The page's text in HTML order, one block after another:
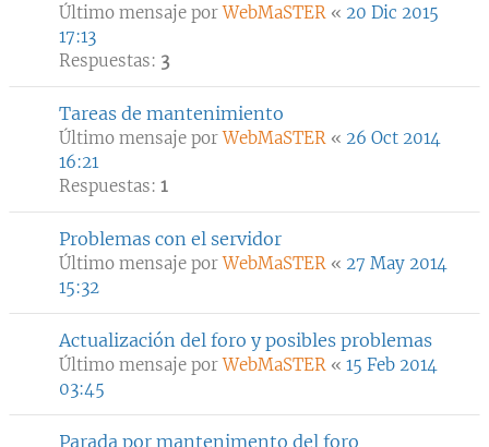
Último mensaje porWebMaSTER « 20 Dic 2015
17:13
Respuestas: 3
Tareas de mantenimiento
Último mensaje porWebMaSTER « 26 Oct 2014
16:21
Respuestas: 1
Problemas con el servidor
Último mensaje porWebMaSTER « 27 May 2014
15:32
Actualización del foro y posibles problemas
Último mensaje porWebMaSTER « 15 Feb 2014
03:45
Parada por mantenimento del foro